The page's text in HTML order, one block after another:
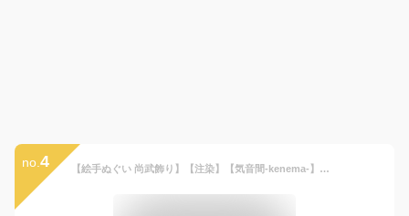
no. 4 【絵手ぬぐい 尚武飾り】【注染】【気音間-kenema-】端午の節句 鯉のぼり 兜 こどもの日タペストリー かわいい